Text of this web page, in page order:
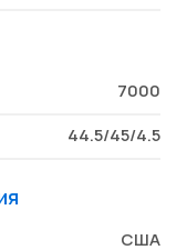
7000
44.5/45/4.5
США